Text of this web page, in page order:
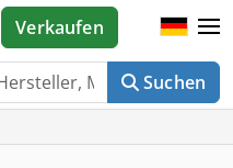
Suchen
Verkaufen